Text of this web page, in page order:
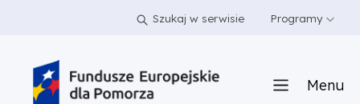
PRZEJDŹ DO TREŚCI Szukaj w serwisie Programy
Menu